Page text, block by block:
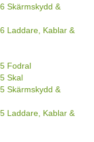
Skärmskydd &
Laddare, Kablar &
Fodral
Skal
Skärmskydd &
Laddare, Kablar &